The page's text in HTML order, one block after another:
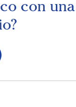
con una